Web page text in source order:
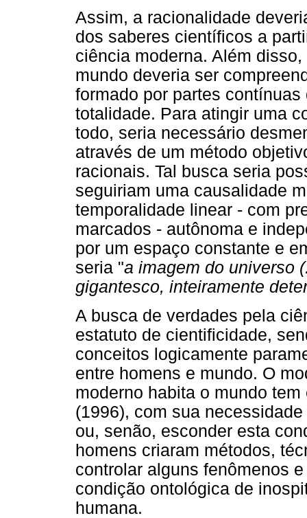
Assim, a racionalidade
dos saberes científicos a
ciência moderna. Além
mundo deveria ser
formado por partes
totalidade. Para atingir uma
todo, seria necessário
através de um método
racionais. Tal busca seria
seguiriam uma causalidade
temporalidade linear - com
marcados - autônoma e
por um espaço constante e
seria "a imagem do universo
gigantesco, inteiramente
A busca de verdades pela
estatuto de cientificidade,
conceitos logicamente
entre homens e mundo. O
moderno habita o mundo
(1996), com sua
ou, senão, esconder esta
homens criaram métodos,
controlar alguns fenômenos
condição ontológica de
humana.